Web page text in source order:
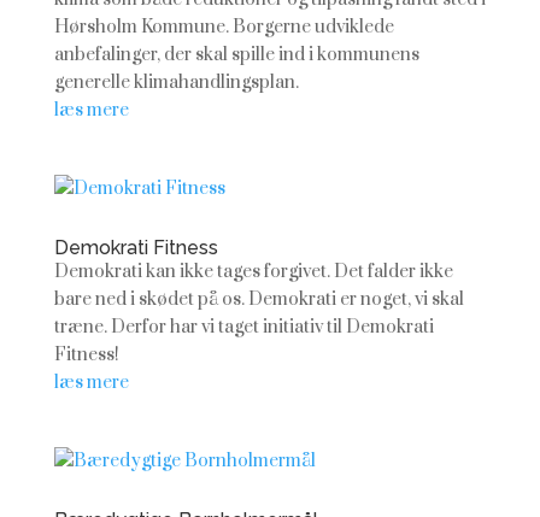
Hørsholm Kommune. Borgerne udviklede
anbefalinger, der skal spille ind i kommunens
generelle klimahandlingsplan.
læs mere
Demokrati Fitness
Demokrati kan ikke tages forgivet. Det falder ikke
bare ned i skødet på os. Demokrati er noget, vi skal
træne. Derfor har vi taget initiativ til Demokrati
Fitness!
læs mere